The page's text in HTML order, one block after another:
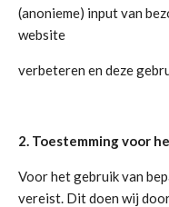
(anonieme) input van
website
verbeteren en deze
2. Toestemming voor
Voor het gebruik van
vereist. Dit doen wij